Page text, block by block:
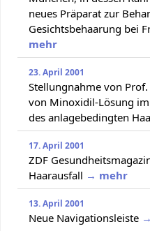
neues Präparat zur
Gesichtsbehaarung bei
mehr
23. April 2001
Stellungnahme von
von Minoxidil-Lösung
des anlagebedingten
17. April 2001
ZDF
Haarausfall → mehr
13. April 2001
Neue Navigationsleiste